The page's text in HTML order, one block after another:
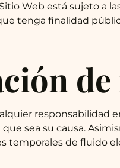
Web está sujeto a
tenga finalidad
responsabilidad
sea su causa.
temporales de fluido